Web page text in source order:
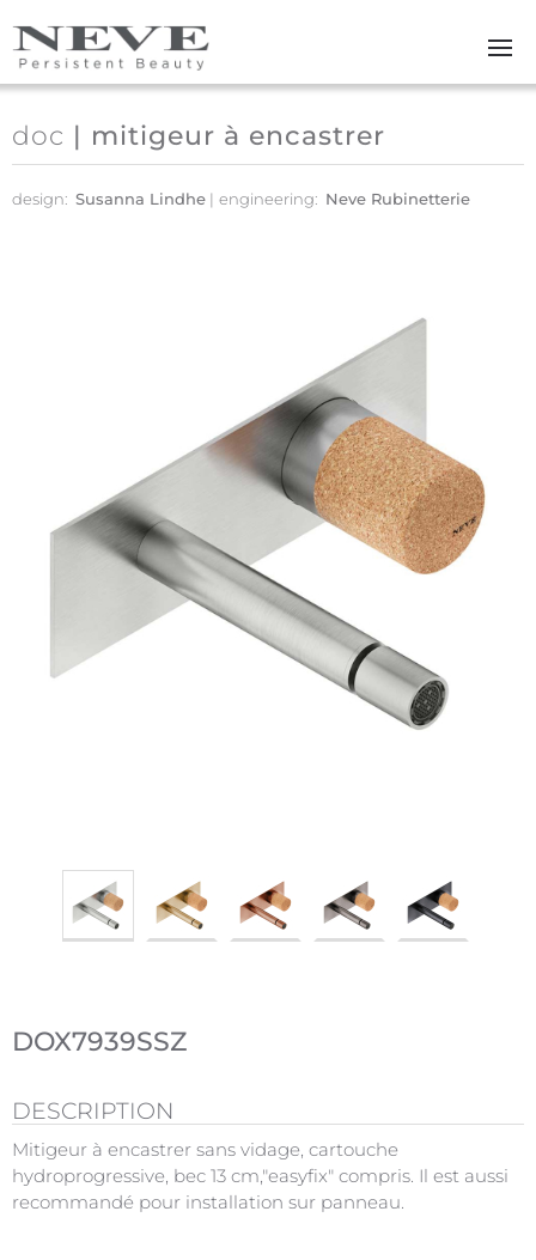
Skip to main content
doc | mitigeur à encastrer
design: Susanna Lindhe engineering: Neve Rubinetterie
DOX7939SSZ
DESCRIPTION
Mitigeur à encastrer sans vidage, cartouche
hydroprogressive, bec 13 cm,"easyfix" compris. Il est aussi
recommandé pour installation sur panneau.